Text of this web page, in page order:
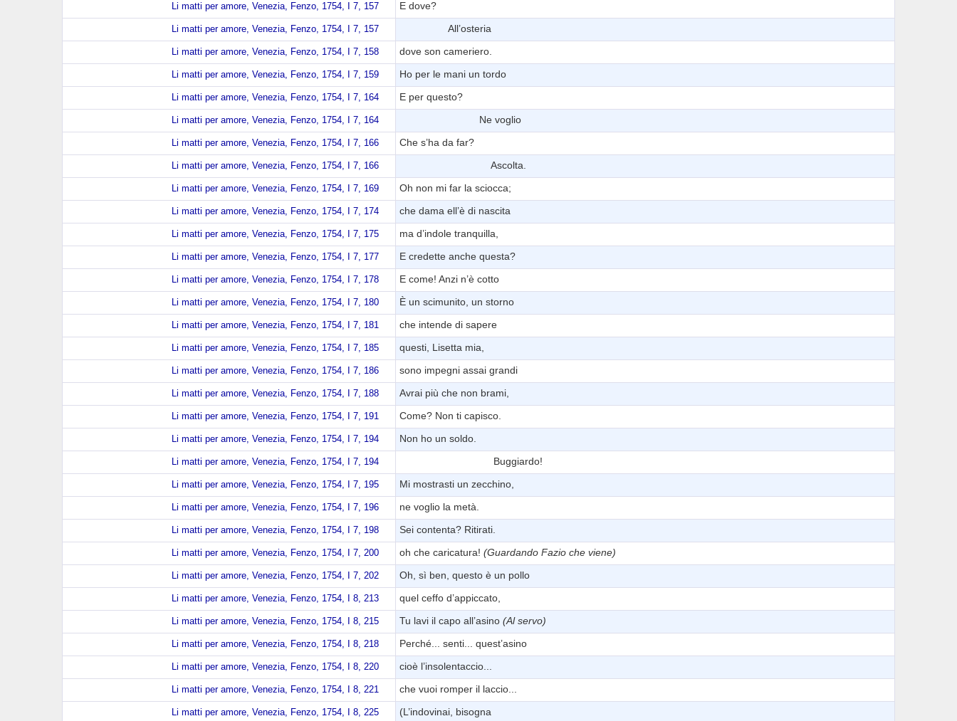
Li matti per amore, Venezia, Fenzo, 1754, I 7, 157 E dove?
Li matti per amore, Venezia, Fenzo, 1754, I 7, 157 All’osteria
Li matti per amore, Venezia, Fenzo, 1754, I 7, 158 dove son cameriero.
Li matti per amore, Venezia, Fenzo, 1754, I 7, 159 Ho per le mani un tordo
Li matti per amore, Venezia, Fenzo, 1754, I 7, 164 E per questo?
Li matti per amore, Venezia, Fenzo, 1754, I 7, 164 Ne voglio
Li matti per amore, Venezia, Fenzo, 1754, I 7, 166 Che s’ha da far?
Li matti per amore, Venezia, Fenzo, 1754, I 7, 166 Ascolta.
Li matti per amore, Venezia, Fenzo, 1754, I 7, 169 Oh non mi far la sciocca;
Li matti per amore, Venezia, Fenzo, 1754, I 7, 174 che dama ell’è di nascita
Li matti per amore, Venezia, Fenzo, 1754, I 7, 175 ma d’indole tranquilla,
Li matti per amore, Venezia, Fenzo, 1754, I 7, 177 E credette anche questa?
Li matti per amore, Venezia, Fenzo, 1754, I 7, 178 E come! Anzi n’è cotto
Li matti per amore, Venezia, Fenzo, 1754, I 7, 180 È un scimunito, un storno
Li matti per amore, Venezia, Fenzo, 1754, I 7, 181 che intende di sapere
Li matti per amore, Venezia, Fenzo, 1754, I 7, 185 questi, Lisetta mia,
Li matti per amore, Venezia, Fenzo, 1754, I 7, 186 sono impegni assai grandi
Li matti per amore, Venezia, Fenzo, 1754, I 7, 188 Avrai più che non brami,
Li matti per amore, Venezia, Fenzo, 1754, I 7, 191 Come? Non ti capisco.
Li matti per amore, Venezia, Fenzo, 1754, I 7, 194 Non ho un soldo.
Li matti per amore, Venezia, Fenzo, 1754, I 7, 194 Buggiardo!
Li matti per amore, Venezia, Fenzo, 1754, I 7, 195 Mi mostrasti un zecchino,
Li matti per amore, Venezia, Fenzo, 1754, I 7, 196 ne voglio la metà.
Li matti per amore, Venezia, Fenzo, 1754, I 7, 198 Sei contenta? Ritirati.
Li matti per amore, Venezia, Fenzo, 1754, I 7, 200 oh che caricatura!(Guardando Fazio che viene)
Li matti per amore, Venezia, Fenzo, 1754, I 7, 202 Oh, sì ben, questo è un pollo
Li matti per amore, Venezia, Fenzo, 1754, I 8, 213 quel ceffo d’appiccato,
Li matti per amore, Venezia, Fenzo, 1754, I 8, 215 Tu lavi il capo all’asino(Al servo)
Li matti per amore, Venezia, Fenzo, 1754, I 8, 218 Perché... senti... quest’asino
Li matti per amore, Venezia, Fenzo, 1754, I 8, 220 cioè l’insolentaccio...
Li matti per amore, Venezia, Fenzo, 1754, I 8, 221 che vuoi romper il laccio...
Li matti per amore, Venezia, Fenzo, 1754, I 8, 225 (L’indovinai, bisogna